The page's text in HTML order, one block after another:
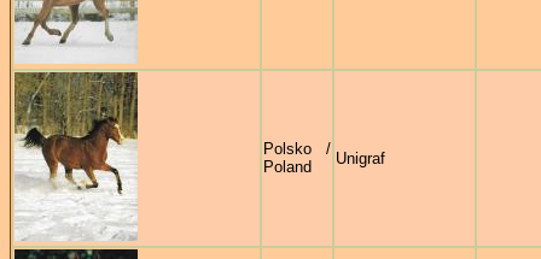
Polsko /
Poland
Unigraf